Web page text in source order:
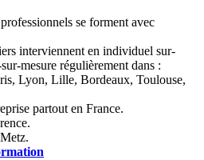
se forment avec
interviennent en individuel sur-
mesure régulièrement dans :
Lyon, Lille, Bordeaux, Toulouse,
partout en France.